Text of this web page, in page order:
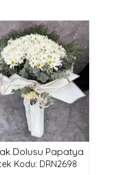
Dolusu Papatya
Kodu: DRN2698